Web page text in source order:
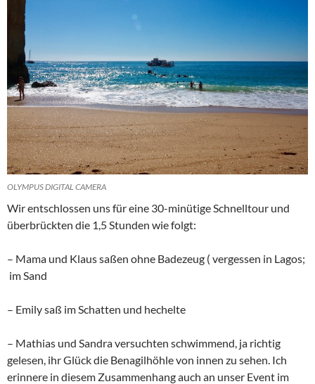
OLYMPUS DIGITAL CAMERA
Wir entschlossen uns für eine 30-minütige Schnelltour und
überbrückten die 1,5 Stunden wie folgt:
– Mama und Klaus saßen ohne Badezeug ( vergessen in Lagos;
im Sand
– Emily saß im Schatten und hechelte
– Mathias und Sandra versuchten schwimmend, ja richtig
gelesen, ihr Glück die Benagilhöhle von innen zu sehen. Ich
erinnere in diesem Zusammenhang auch an unser Event im